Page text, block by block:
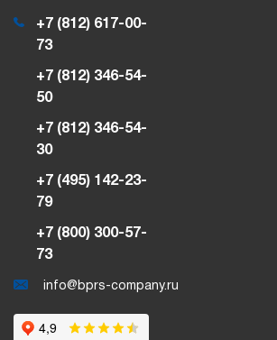
+7 (812) 617-00-
73
+7 (812) 346-54-
50
+7 (812) 346-54-
30
+7 (495) 142-23-
79
+7 (800) 300-57-
73
info@bprs-company.ru